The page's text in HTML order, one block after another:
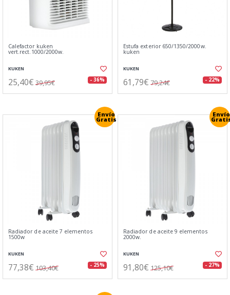
Calefactor kuken
vert.rect.1000/2000w.
KUKEN
25,40€ 39,95€ - 36%
Estufa exterior 650/1350/2000w.
kuken
KUKEN
61,79€ 79,24€ - 22%
Envío
Gratis
Radiador de aceite 7 elementos
1500w
KUKEN
77,38€ 103,40€ - 25%
Envío
Radiador de aceite 9 elementos
2000w.
KUKEN
91,80€ 125,10€ - 27%